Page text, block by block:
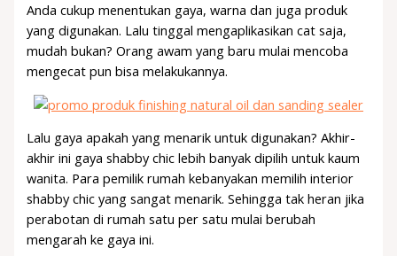
Anda cukup menentukan gaya, warna dan juga produk
yang digunakan. Lalu tinggal mengaplikasikan cat saja,
mudah bukan? Orang awam yang baru mulai mencoba
mengecat pun bisa melakukannya.
Lalu gaya apakah yang menarik untuk digunakan? Akhir-
akhir ini gaya shabby chic lebih banyak dipilih untuk kaum
wanita. Para pemilik rumah kebanyakan memilih interior
shabby chic yang sangat menarik. Sehingga tak heran jika
perabotan di rumah satu per satu mulai berubah
mengarah ke gaya ini.